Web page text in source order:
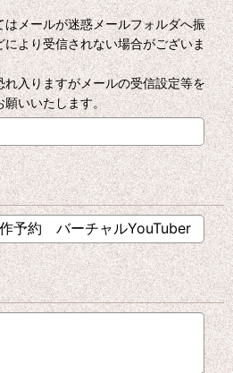
メールが迷惑メールフォルダへ振
より受信されない場合がございま
入りますがメールの受信設定等を
願いいたします。